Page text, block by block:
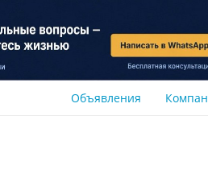
Объявления